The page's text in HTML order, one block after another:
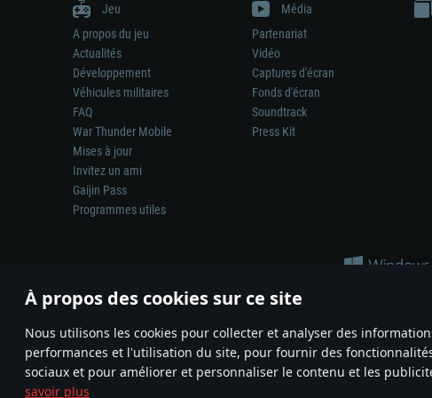
À propos des cookies sur ce site
Nous utilisons les cookies pour collecter et analyser des
performances et l'utilisation du site, pour fournir des
sociaux et pour améliorer et personnaliser le contenu et les
savoir plus
Jeu
A propos du jeu
Actualités
Développement
Véhicules militaires
FAQ
War Thunder Mobile
Mises à jour
Invitez un ami
Gaijin Pass
Programmes utiles
Média
Partenariat
Vidéo
Captures d'écran
Fonds d'écran
Soundtrack
Press Kit
La représentation d’une arme ou d’un véhicule réel dans ce jeu ne
© 2011—2026 Gaijin Games Kft. All trademarks, logos and brand names
Termes et conditions